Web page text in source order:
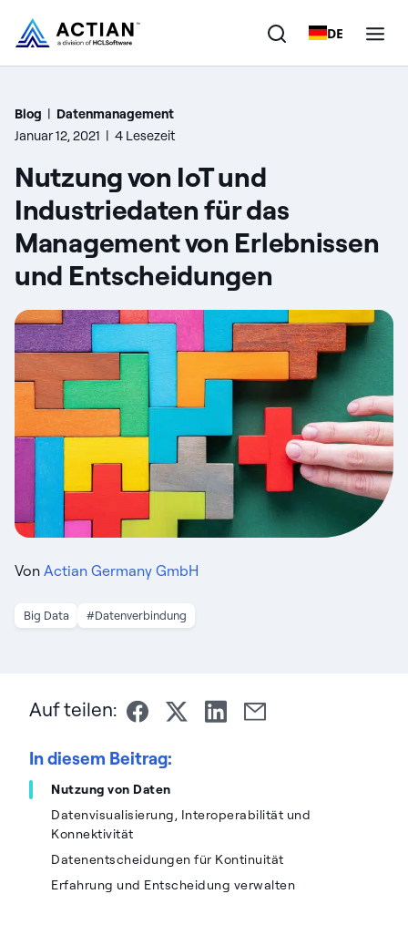
DE
Produkte
Kunden
Unternehmen
Ressourcen
Blog | Datenmanagement
Januar 12, 2021 | 4 Lesezeit
Nutzung von IoT und
Industriedaten für das
Management von Erlebnissen
und Entscheidungen
Von Actian Germany GmbH
Big Data #Datenverbindung
Auf teilen:
In diesem Beitrag:
Nutzung von Daten
Datenvisualisierung, Interoperabilität und
Konnektivität
Datenentscheidungen für Kontinuität
Erfahrung und Entscheidung verwalten